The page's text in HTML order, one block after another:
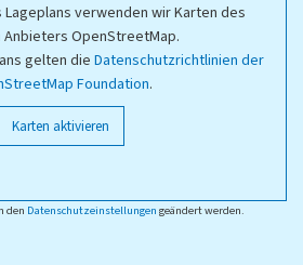
Lageplans verwenden wir Karten des
OpenStreetMap.
gelten die Datenschutzrichtlinien der
Foundation.
Karten aktivieren
den Datenschutzeinstellungen geändert werden.